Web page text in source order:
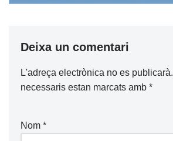
Deixa un comentari
L'adreça electrònica no es publicarà.
necessaris estan marcats amb *
Nom *